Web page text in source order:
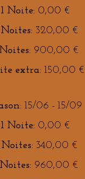
0,00 €
320,00 €
900,00 €
150,00 €
15/06 - 15/09
0,00 €
340,00 €
960,00 €